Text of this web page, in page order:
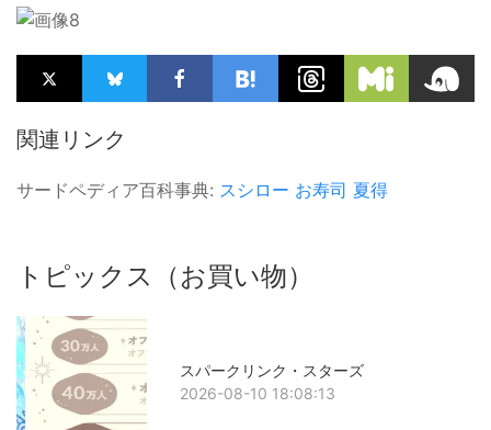
関連リンク
サードペディア百科事典: スシロー お寿司 夏得
トピックス（お買い物）
スパークリンク・スターズ
2026-08-10 18:08:13